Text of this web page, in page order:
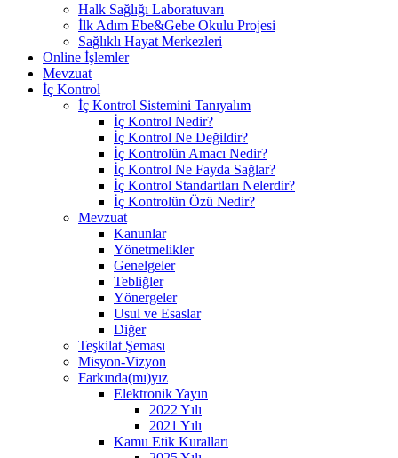
Halk Sağlığı Laboratuvarı
İlk Adım Ebe&Gebe Okulu Projesi
Sağlıklı Hayat Merkezleri
Online İşlemler
Mevzuat
İç Kontrol
İç Kontrol Sistemini Tanıyalım
İç Kontrol Nedir?
İç Kontrol Ne Değildir?
İç Kontrolün Amacı Nedir?
İç Kontrol Ne Fayda Sağlar?
İç Kontrol Standartları Nelerdir?
İç Kontrolün Özü Nedir?
Mevzuat
Kanunlar
Yönetmelikler
Genelgeler
Tebliğler
Yönergeler
Usul ve Esaslar
Diğer
Teşkilat Şeması
Misyon-Vizyon
Farkında(mı)yız
Elektronik Yayın
2022 Yılı
2021 Yılı
Kamu Etik Kuralları